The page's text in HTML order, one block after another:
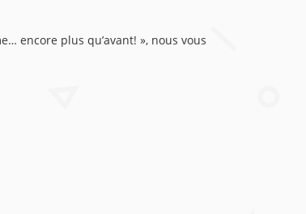
encore plus qu’avant! », nous vous